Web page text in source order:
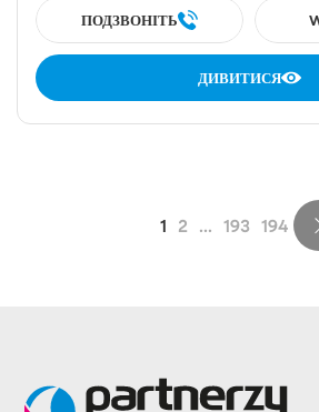
ПОДЗВОНІТЬ
ДИВИТИСЯ
1 2 ... 193 194